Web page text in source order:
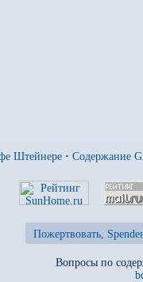
Штейнере · Содержание
Пожертвовать,
Вопросы по